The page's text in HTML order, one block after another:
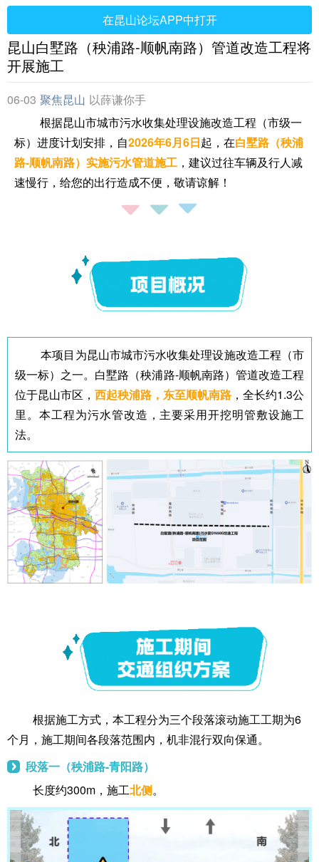
在昆山论坛APP中打开
昆山白墅路（秧浦路-顺帆南路）管道改造工程将
开展施工
06-03 聚焦昆山 以薛谦你手
根据昆山市城市污水收集处理设施改造工程（市级一
标）进度计划安排，自2026年6月6日起，在白墅路（秧浦
路-顺帆南路）实施污水管道施工 ，建议过往车辆及行人减
速慢行，给您的出行造成不便，敬请谅解！
本项目为昆山市城市污水收集处理设施改造工程（市
级一标）之一。白墅路（秧浦路-顺帆南路）管道改造工程
位于昆山市区， 西起秧浦路，东至顺帆南路 ，全长约1.3公
里。本工程为污水管改造，主要采用开挖明管敷设施工
法。
根据施工方式，本工程分为三个段落滚动施工工期为6
个月，施工期间各段落范围内，机非混行双向保通。
段落一（秧浦路-青阳路）
长度约300m，施工北侧。